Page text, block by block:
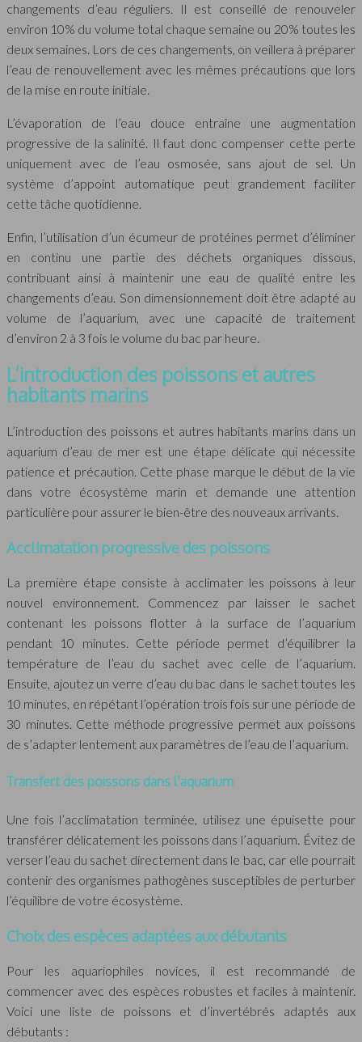
changements d’eau réguliers. Il est conseillé de renouveler
environ 10% du volume total chaque semaine ou 20% toutes les
deux semaines. Lors de ces changements, on veillera à préparer
l’eau de renouvellement avec les mêmes précautions que lors
de la mise en route initiale.
L’évaporation de l’eau douce entraîne une augmentation
progressive de la salinité. Il faut donc compenser cette perte
uniquement avec de l’eau osmosée, sans ajout de sel. Un
système d’appoint automatique peut grandement faciliter
cette tâche quotidienne.
Enfin, l’utilisation d’un écumeur de protéines permet d’éliminer
en continu une partie des déchets organiques dissous,
contribuant ainsi à maintenir une eau de qualité entre les
changements d’eau. Son dimensionnement doit être adapté au
volume de l’aquarium, avec une capacité de traitement
d’environ 2 à 3 fois le volume du bac par heure.
L’introduction des poissons et autres
habitants marins
L’introduction des poissons et autres habitants marins dans un
aquarium d’eau de mer est une étape délicate qui nécessite
patience et précaution. Cette phase marque le début de la vie
dans votre écosystème marin et demande une attention
particulière pour assurer le bien-être des nouveaux arrivants.
Acclimatation progressive des poissons
La première étape consiste à acclimater les poissons à leur
nouvel environnement. Commencez par laisser le sachet
contenant les poissons flotter à la surface de l’aquarium
pendant 10 minutes. Cette période permet d’équilibrer la
température de l’eau du sachet avec celle de l’aquarium.
Ensuite, ajoutez un verre d’eau du bac dans le sachet toutes les
10 minutes, en répétant l’opération trois fois sur une période de
30 minutes. Cette méthode progressive permet aux poissons
de s’adapter lentement aux paramètres de l’eau de l’aquarium.
Transfert des poissons dans l’aquarium
Une fois l’acclimatation terminée, utilisez une épuisette pour
transférer délicatement les poissons dans l’aquarium. Évitez de
verser l’eau du sachet directement dans le bac, car elle pourrait
contenir des organismes pathogènes susceptibles de perturber
l’équilibre de votre écosystème.
Choix des espèces adaptées aux débutants
Pour les aquariophiles novices, il est recommandé de
commencer avec des espèces robustes et faciles à maintenir.
Voici une liste de poissons et d’invertébrés adaptés aux
débutants :